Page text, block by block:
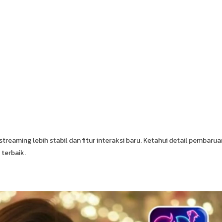
lebih stabil dan fitur interaksi baru. Ketahui detail
terbaik.